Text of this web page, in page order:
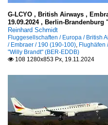
G-LCYO , British Airways ,
19.09.2024 , Berlin-
Reinhard Schmidt
Fluggesellschaften / Europa / British
/ Embraer / 190 (190-100), Flughäfen
"Willy Brandt" (BER-EDDB)
 108 1280x853 Px, 19.11.2024